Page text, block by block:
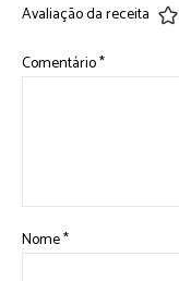
Avaliação da receita
Comentário*
Nome*